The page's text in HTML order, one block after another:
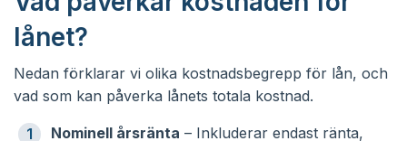
lånet?
Nedan förklarar vi olika kostnadsbegrepp för lån, och
vad som kan påverka lånets totala kostnad.
Nominell årsränta – Inkluderar endast ränta,